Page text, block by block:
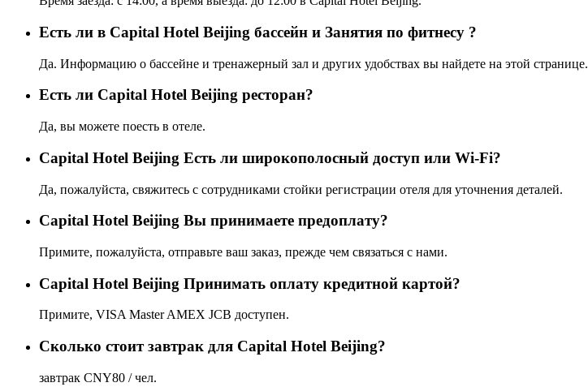
Есть ли в Capital Hotel Beijing бассейн и Занятия по фитнесу ?
Да. Информацию о бассейне и тренажерный зал и других удобствах вы найдете на этой странице.
Eсть ли Capital Hotel Beijing ресторан?
Да, вы можете поесть в отеле.
Capital Hotel Beijing Есть ли широкополосный доступ или Wi-Fi?
Да, пожалуйста, свяжитесь с сотрудниками стойки регистрации отеля для уточнения деталей.
Capital Hotel Beijing Вы принимаете предоплату?
Примите, пожалуйста, отправьте ваш заказ, прежде чем связаться с нами.
Capital Hotel Beijing Принимать оплату кредитной картой?
Примите, VISA Master AMEX JCB доступен.
Сколько стоит завтрак для Capital Hotel Beijing?
завтрак CNY80 / чел.